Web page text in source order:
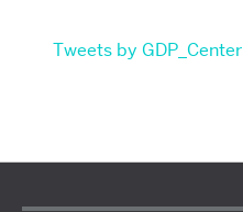
Tweets by GDP_Center